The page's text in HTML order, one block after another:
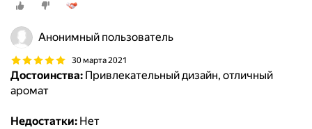
Анонимный пользователь
30 марта 2021
Достоинства: Привлекательный дизайн, отличный
аромат
Недостатки: Нет